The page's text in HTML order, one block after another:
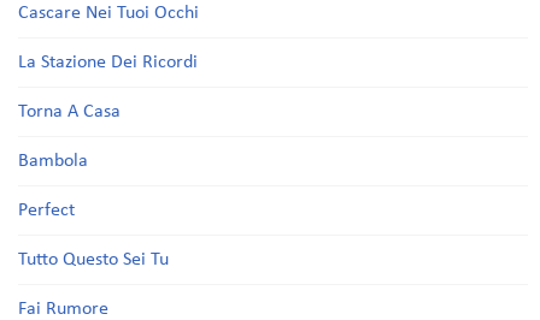
Cascare Nei Tuoi Occhi
La Stazione Dei Ricordi
Torna A Casa
Bambola
Perfect
Tutto Questo Sei Tu
Fai Rumore